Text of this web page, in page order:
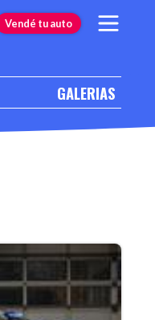
Vendé tu auto
GALERIAS